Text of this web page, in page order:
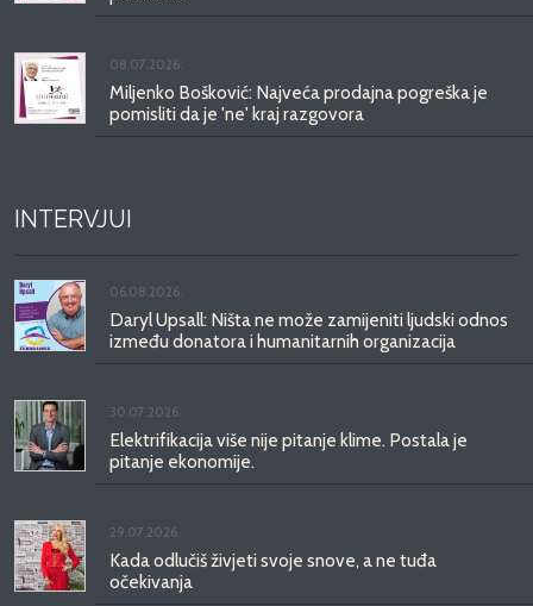
08.07.2026.
Miljenko Bošković: Najveća prodajna pogreška je
pomisliti da je 'ne' kraj razgovora
INTERVJUI
06.08.2026.
Daryl Upsall: Ništa ne može zamijeniti ljudski odnos
između donatora i humanitarnih organizacija
30.07.2026.
Elektrifikacija više nije pitanje klime. Postala je
pitanje ekonomije.
29.07.2026.
Kada odlučiš živjeti svoje snove, a ne tuđa
očekivanja